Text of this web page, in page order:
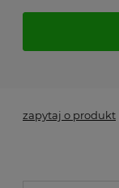
zapytaj o produkt